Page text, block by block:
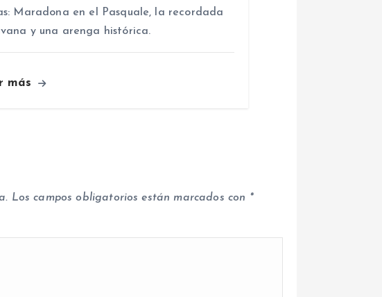
Maradona en el Pasquale, la recordada
y una arenga histórica.
más
Los campos obligatorios están marcados con *